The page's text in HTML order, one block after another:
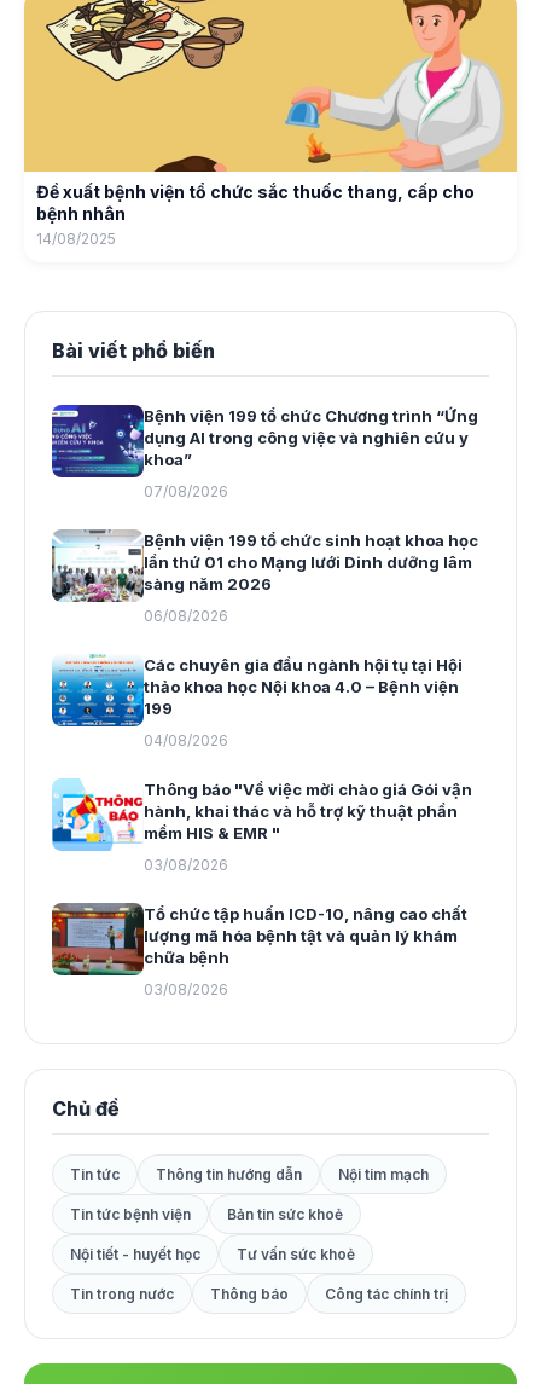
Đề xuất bệnh viện tổ chức sắc thuốc thang, cấp cho
bệnh nhân
14/08/2025
Bài viết phổ biến
Bệnh viện 199 tổ chức Chương trình “Ứng
dụng AI trong công việc và nghiên cứu y
khoa”
07/08/2026
Bệnh viện 199 tổ chức sinh hoạt khoa học
lần thứ 01 cho Mạng lưới Dinh dưỡng lâm
sàng năm 2026
06/08/2026
Các chuyên gia đầu ngành hội tụ tại Hội
thảo khoa học Nội khoa 4.0 – Bệnh viện
199
04/08/2026
Thông báo "Về việc mời chào giá Gói vận
hành, khai thác và hỗ trợ kỹ thuật phần
mềm HIS & EMR "
03/08/2026
Tổ chức tập huấn ICD-10, nâng cao chất
lượng mã hóa bệnh tật và quản lý khám
chữa bệnh
03/08/2026
Chủ đề
Tin tức Thông tin hướng dẫn Nội tim mạch
Tin tức bệnh viện Bản tin sức khoẻ
Nội tiết - huyết học Tư vấn sức khoẻ
Tin trong nước Thông báo Công tác chính trị